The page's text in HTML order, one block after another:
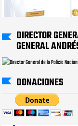
DIRECTOR
GENERAL
DONACIONES